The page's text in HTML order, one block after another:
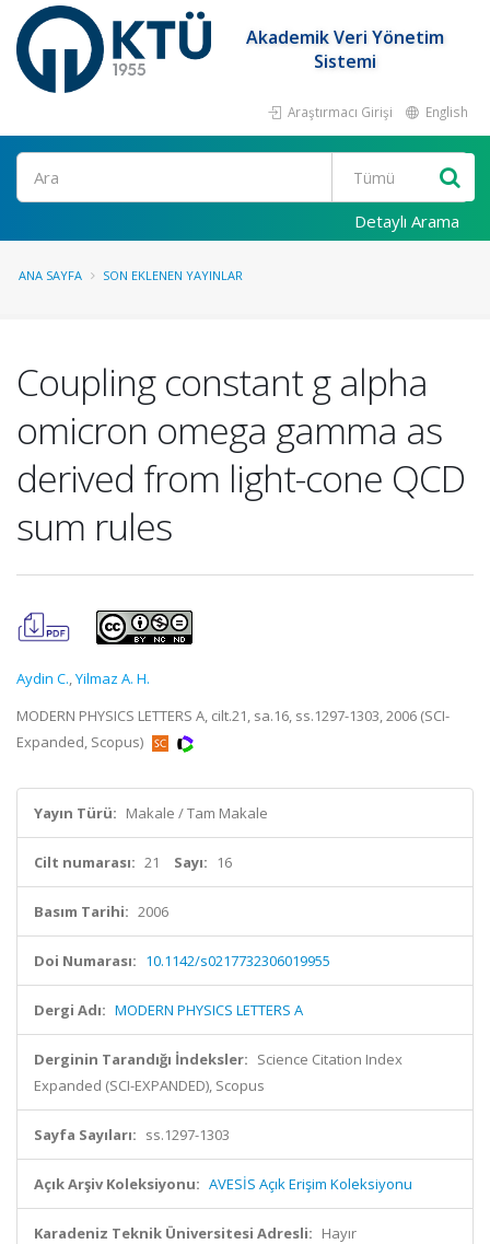
Akademik Veri Yönetim
Sistemi
Araştırmacı Girişi English
Ara
Detaylı Arama
ANA SAYFA SON EKLENEN YAYINLAR
Coupling constant g alpha
omicron omega gamma as
derived from light-cone QCD
sum rules
Aydin C.,Yilmaz A. H.
MODERN PHYSICS LETTERS A, cilt.21, sa.16, ss.1297-1303, 2006 (SCI-
Expanded, Scopus)
Yayın Türü: Makale / Tam Makale
Cilt numarası: 21 Sayı: 16
Basım Tarihi: 2006
Doi Numarası: 10.1142/s0217732306019955
Dergi Adı: MODERN PHYSICS LETTERS A
Derginin Tarandığı İndeksler: Science Citation Index
Expanded (SCI-EXPANDED), Scopus
Sayfa Sayıları: ss.1297-1303
Açık Arşiv Koleksiyonu: AVESİS Açık Erişim Koleksiyonu
Karadeniz Teknik Üniversitesi Adresli: Hayır